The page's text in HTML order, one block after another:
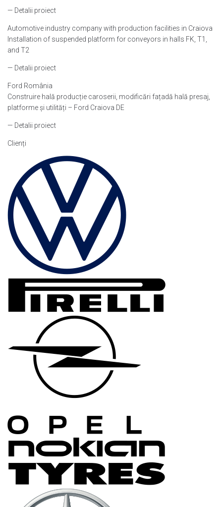
— Detalii proiect
Automotive industry company with production facilities in Craiova
Installation of suspended platform for conveyors in halls FK, T1,
and T2
— Detalii proiect
Ford România
Construire hală producție caroserii, modificări fațadă hală presaj,
platforme și utilități – Ford Craiova DE
— Detalii proiect
Clienți